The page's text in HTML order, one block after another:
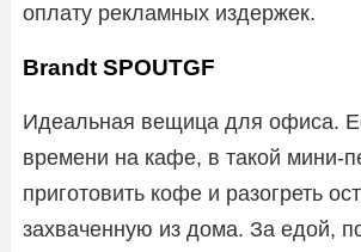
оплату рекламных издержек.
Brandt SPOUTGF
Идеальная вещица для офиса.
времени на кафе, в такой мини-
приготовить кофе и разогреть
захваченную из дома. За едой,